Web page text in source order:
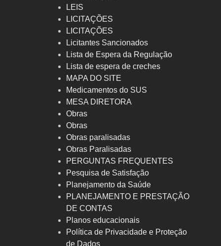
LEIS
LICITAÇÕES
LICITAÇÕES
Licitantes Sancionados
Lista de Espera da Regulação
Lista de espera de creches
MAPA DO SITE
Medicamentos do SUS
MESA DIRETORA
Obras
Obras
Obras paralisadas
Obras Paralisadas
PERGUNTAS FREQUENTES
Pesquisa de Satisfação
Planejamento da Saúde
PLANEJAMENTO E PRESTAÇÃO
DE CONTAS
Planos educacionais
Política de Privacidade e Proteção
de Dados